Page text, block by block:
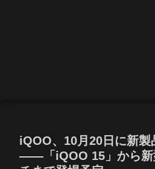
iQOO、10月20日に新製
――「iQOO 15」から新